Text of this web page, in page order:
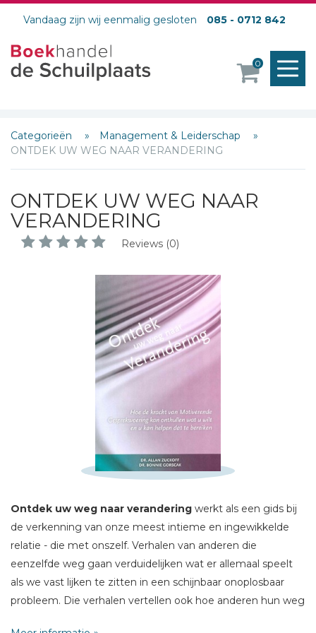
Vandaag zijn wij eenmalig gesloten 085 - 0712 842
0
Categorieën
Management & Leiderschap
ONTDEK UW WEG NAAR VERANDERING
ONTDEK UW WEG NAAR
VERANDERING
Reviews (0)
Ontdek uw weg naar verandering werkt als een gids bij
de verkenning van onze meest intieme en ingewikkelde
relatie - die met onszelf. Verhalen van anderen die
eenzelfde weg gaan verduidelijken wat er allemaal speelt
als we vast lijken te zitten in een schijnbaar onoplosbaar
probleem. Die verhalen vertellen ook hoe anderen hun weg
Schrijf hieronder je review!
E-mail *
Titel *